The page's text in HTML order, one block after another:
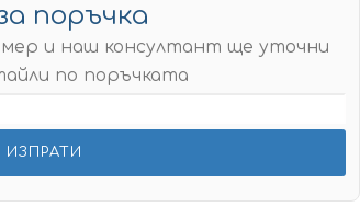
поръчка
и наш консултант ще уточни
по поръчката